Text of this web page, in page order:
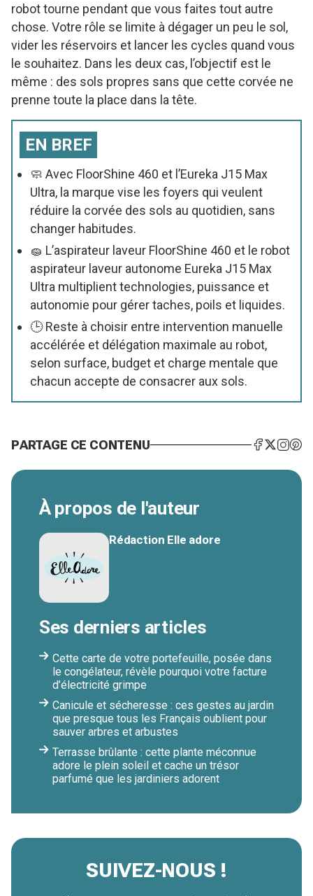
robot tourne pendant que vous faites tout autre
chose. Votre rôle se limite à dégager un peu le sol,
vider les réservoirs et lancer les cycles quand vous
le souhaitez. Dans les deux cas, l’objectif est le
même : des sols propres sans que cette corvée ne
prenne toute la place dans la tête.
EN BREF
🧼 Avec FloorShine 460 et l’Eureka J15 Max
Ultra, la marque vise les foyers qui veulent
réduire la corvée des sols au quotidien, sans
changer habitudes.
🧽 L’aspirateur laveur FloorShine 460 et le robot
aspirateur laveur autonome Eureka J15 Max
Ultra multiplient technologies, puissance et
autonomie pour gérer taches, poils et liquides.
🕒 Reste à choisir entre intervention manuelle
accélérée et délégation maximale au robot,
selon surface, budget et charge mentale que
chacun accepte de consacrer aux sols.
PARTAGE CE CONTENU
À propos de l'auteur
Rédaction Elle adore
Ses derniers articles
Cette carte de votre portefeuille, posée dans
le congélateur, révèle pourquoi votre facture
d’électricité grimpe
Canicule et sécheresse : ces gestes au jardin
que presque tous les Français oublient pour
sauver arbres et arbustes
Terrasse brûlante : cette plante méconnue
adore le plein soleil et cache un trésor
parfumé que les jardiniers adorent
SUIVEZ-NOUS !